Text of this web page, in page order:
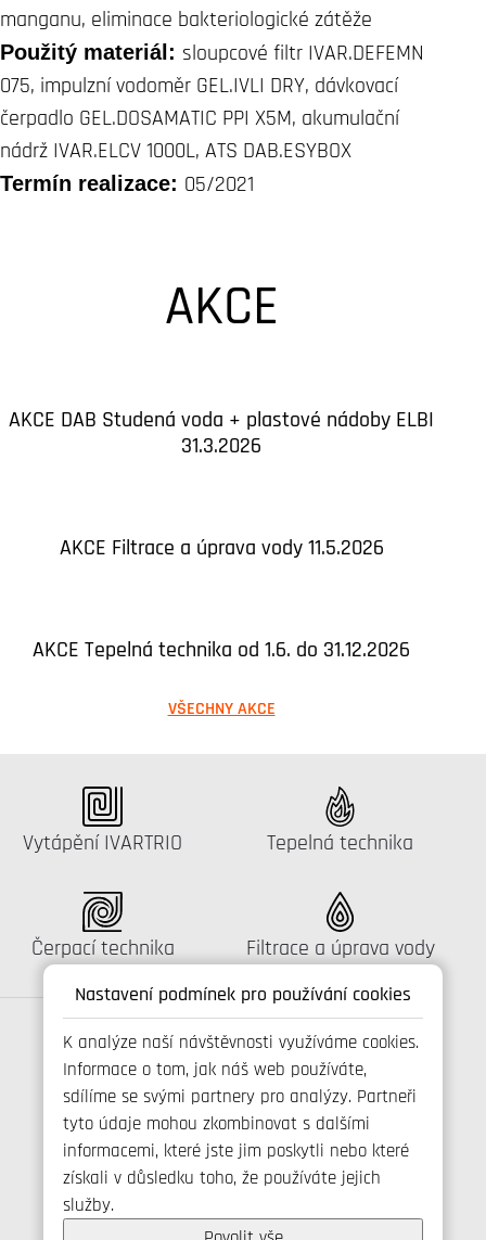
Nastavení podmínek pro používání cookies
K analýze naší návštěvnosti využíváme cookies.
Informace o tom, jak náš web používáte,
sdílíme se svými partnery pro analýzy. Partneři
tyto údaje mohou zkombinovat s dalšími
informacemi, které jste jim poskytli nebo které
získali v důsledku toho, že používáte jejich
služby.
manganu, eliminace bakteriologické zátěže
Použitý materiál: sloupcové filtr IVAR.DEFEMN
075, impulzní vodoměr GEL.IVLI DRY, dávkovací
čerpadlo GEL.DOSAMATIC PPI X5M, akumulační
nádrž IVAR.ELCV 1000L, ATS DAB.ESYBOX
Termín realizace: 05/2021
AKCE
AKCE DAB Studená voda + plastové nádoby ELBI
31.3.2026
AKCE Filtrace a úprava vody 11.5.2026
AKCE Tepelná technika od 1.6. do 31.12.2026
VŠECHNY AKCE
Katalog:
Vytápění IVARTRIO Katalog:
Tepelná technika
Katalog:
Čerpací technika Katalog:
Filtrace a úprava vody
Spojte se s námi
+420 800 173 965
Ochrana osobních udajů